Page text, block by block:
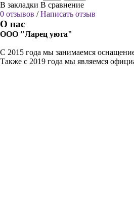
В закладки В сравнение
0 отзывов /Написать отзыв
О нас
ООО "Ларец уюта"
С 2015 года мы занимаемся
Также с 2019 года мы являемся